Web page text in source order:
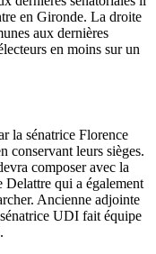
en Gironde. La droite
aux dernières
en moins sur un
la sénatrice Florence
conservant leurs sièges.
composer avec la
qui a également
Ancienne adjointe
UDI fait équipe